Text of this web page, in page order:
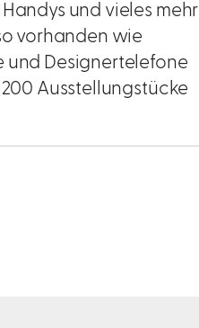
und vieles mehr
vorhanden wie
und Designertelefone
Ausstellungstücke